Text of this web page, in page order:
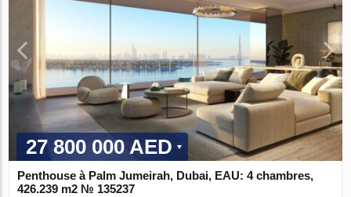
27 800 000 AED
Penthouse à Palm Jumeirah, Dubai, EAU: 4 chambres,
426.239 m2 № 135237